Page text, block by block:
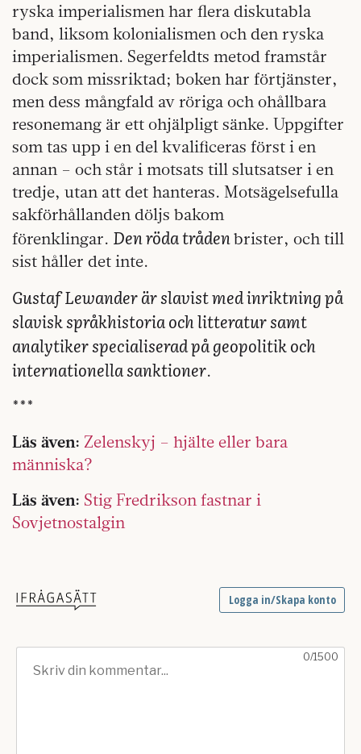
ryska imperialismen har flera diskutabla
band, liksom kolonialismen och den ryska
imperialismen. Segerfeldts metod framstår
dock som missriktad; boken har förtjänster,
men dess mångfald av röriga och ohållbara
resonemang är ett ohjälpligt sänke. Uppgifter
som tas upp i en del kvalificeras först i en
annan – och står i motsats till slutsatser i en
tredje, utan att det hanteras. Motsägelsefulla
sakförhållanden döljs bakom
förenklingar. Den röda trådenbrister, och till
sist håller det inte.
Gustaf Lewander är slavist med inriktning på
slavisk språkhistoria och litteratur samt
analytiker specialiserad på geopolitik och
internationella sanktioner.
***
Läs även: Zelenskyj – hjälte eller bara
människa?
Läs även: Stig Fredrikson fastnar i
Sovjetnostalgin